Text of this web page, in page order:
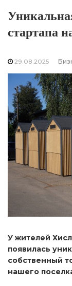
стартапа
29.08.2025
У жителей
появилась
собственный
нашего